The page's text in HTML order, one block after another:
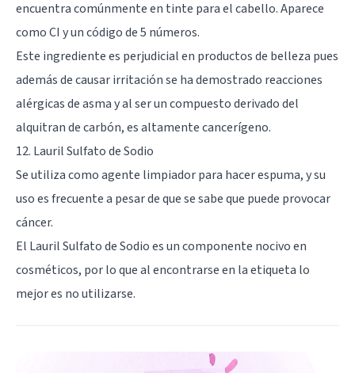
encuentra comúnmente en tinte para el cabello. Aparece
como CI y un código de 5 números.
Este ingrediente es perjudicial en productos de belleza pues
además de causar irritación se ha demostrado reacciones
alérgicas de asma y al ser un compuesto derivado del
alquitran de carbón, es altamente cancerígeno.
12. Lauril Sulfato de Sodio
Se utiliza como agente limpiador para hacer espuma, y su
uso es frecuente a pesar de que se sabe que puede provocar
cáncer.
El Lauril Sulfato de Sodio es un componente nocivo en
cosméticos, por lo que al encontrarse en la etiqueta lo
mejor es no utilizarse.